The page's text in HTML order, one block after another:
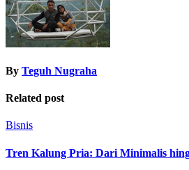
By Teguh Nugraha
Related post
Bisnis
Tren Kalung Pria: Dari Minimalis